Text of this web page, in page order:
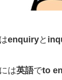
はenquiryと
は英語でto